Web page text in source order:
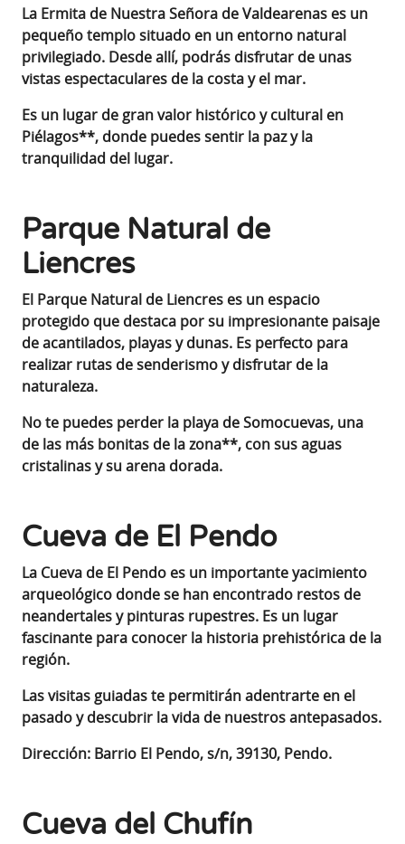
La Ermita de Nuestra Señora de Valdearenas es un
pequeño templo situado en un entorno natural
privilegiado. Desde allí, podrás disfrutar de unas
vistas espectaculares de la costa y el mar.
Es un lugar de gran valor histórico y cultural en
Piélagos**, donde puedes sentir la paz y la
tranquilidad del lugar.
Parque Natural de
Liencres
El Parque Natural de Liencres es un espacio
protegido que destaca por su impresionante paisaje
de acantilados, playas y dunas. Es perfecto para
realizar rutas de senderismo y disfrutar de la
naturaleza.
No te puedes perder la playa de Somocuevas, una
de las más bonitas de la zona**, con sus aguas
cristalinas y su arena dorada.
Cueva de El Pendo
La Cueva de El Pendo es un importante yacimiento
arqueológico donde se han encontrado restos de
neandertales y pinturas rupestres. Es un lugar
fascinante para conocer la historia prehistórica de la
región.
Las visitas guiadas te permitirán adentrarte en el
pasado y descubrir la vida de nuestros antepasados.
Dirección: Barrio El Pendo, s/n, 39130, Pendo.
Cueva del Chufín